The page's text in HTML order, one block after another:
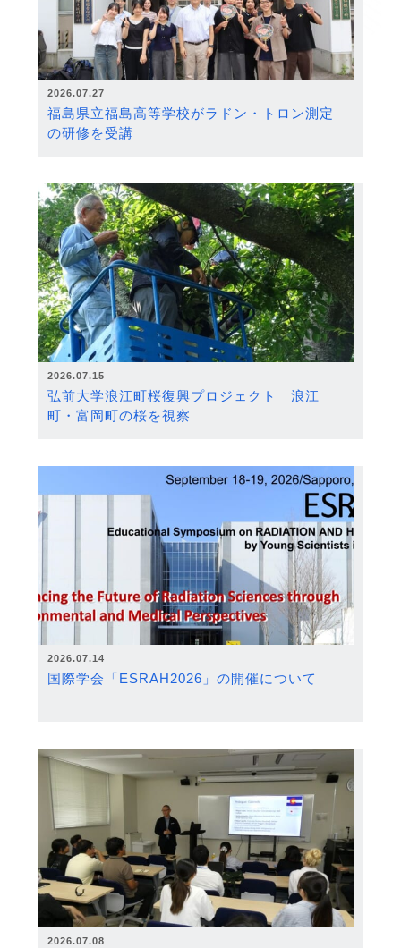
2026.07.27
福島県立福島高等学校がラドン・トロン測定
の研修を受講
2026.07.15
弘前大学浪江町桜復興プロジェクト 浪江
町・富岡町の桜を視察
2026.07.14
国際学会「ESRAH2026」の開催について
2026.07.08